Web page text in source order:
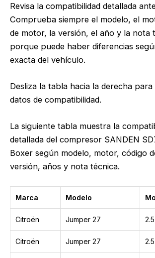
Revisa la compatibilidad detallada
Comprueba siempre el modelo, el
de motor, la versión, el año y la nota
porque puede haber diferencias
exacta del vehículo.
Desliza la tabla hacia la derecha
datos de compatibilidad.
La siguiente tabla muestra la
detallada del compresor SANDEN
Boxer según modelo, motor, código
versión, años y nota técnica.
Marca Modelo
Citroën Jumper 27
Citroën Jumper 27